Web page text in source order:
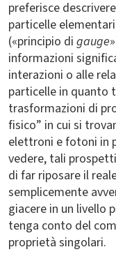
preferisce
particelle
(«principio di gauge
informazioni
interazioni o alle
particelle in quanto
trasformazioni di
fisico” in cui si
elettroni e fotoni in
vedere, tali
di far riposare il
semplicemente
giacere in un livello
tenga conto del
proprietà singolari.